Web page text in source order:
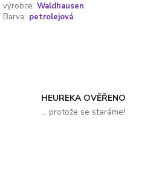
výrobce: Waldhausen
Barva: petrolejová
HEUREKA OVĚŘENO
... protože se staráme!